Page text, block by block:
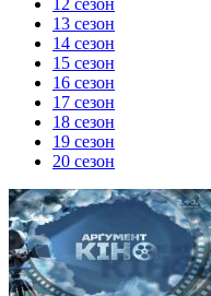
13 сезон
14 сезон
15 сезон
16 сезон
17 сезон
18 сезон
19 сезон
20 сезон